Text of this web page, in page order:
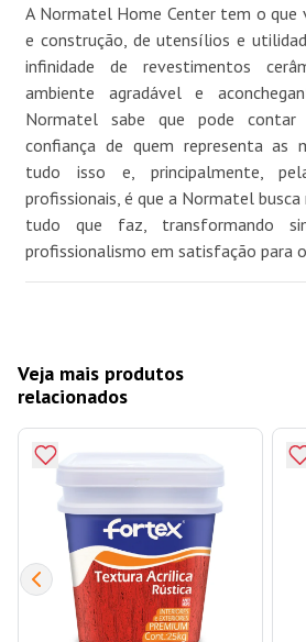
A Normatel Home Center tem o que
e construção, de utensílios e
infinidade de revestimentos
ambiente agradável e
Normatel sabe que pode
confiança de quem representa as
tudo isso e, principalmente,
profissionais, é que a Normatel
tudo que faz, transformando
profissionalismo em satisfação para
Veja mais produtos
relacionados